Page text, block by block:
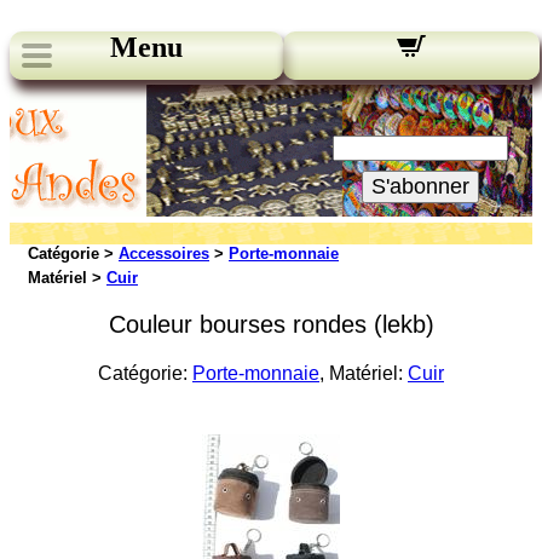
Menu
Nos bulletins:
Votre Email:
S'abonner
Catégorie > Accessoires > Porte-monnaie
Matériel > Cuir
Couleur bourses rondes (lekb)
Catégorie: Porte-monnaie, Matériel: Cuir